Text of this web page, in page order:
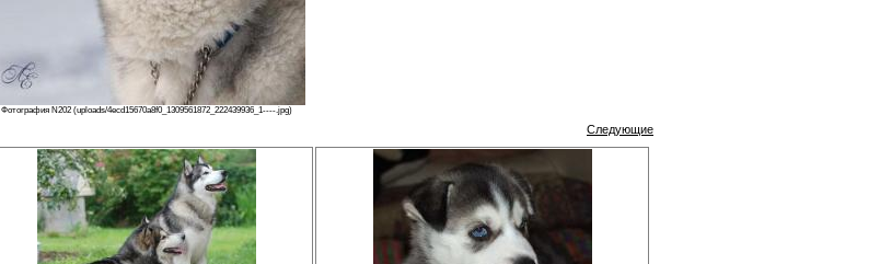
Фотография N202 (uploads/4ecd15670a8f0_1309561872_222439936_1----.jpg)
Следующие